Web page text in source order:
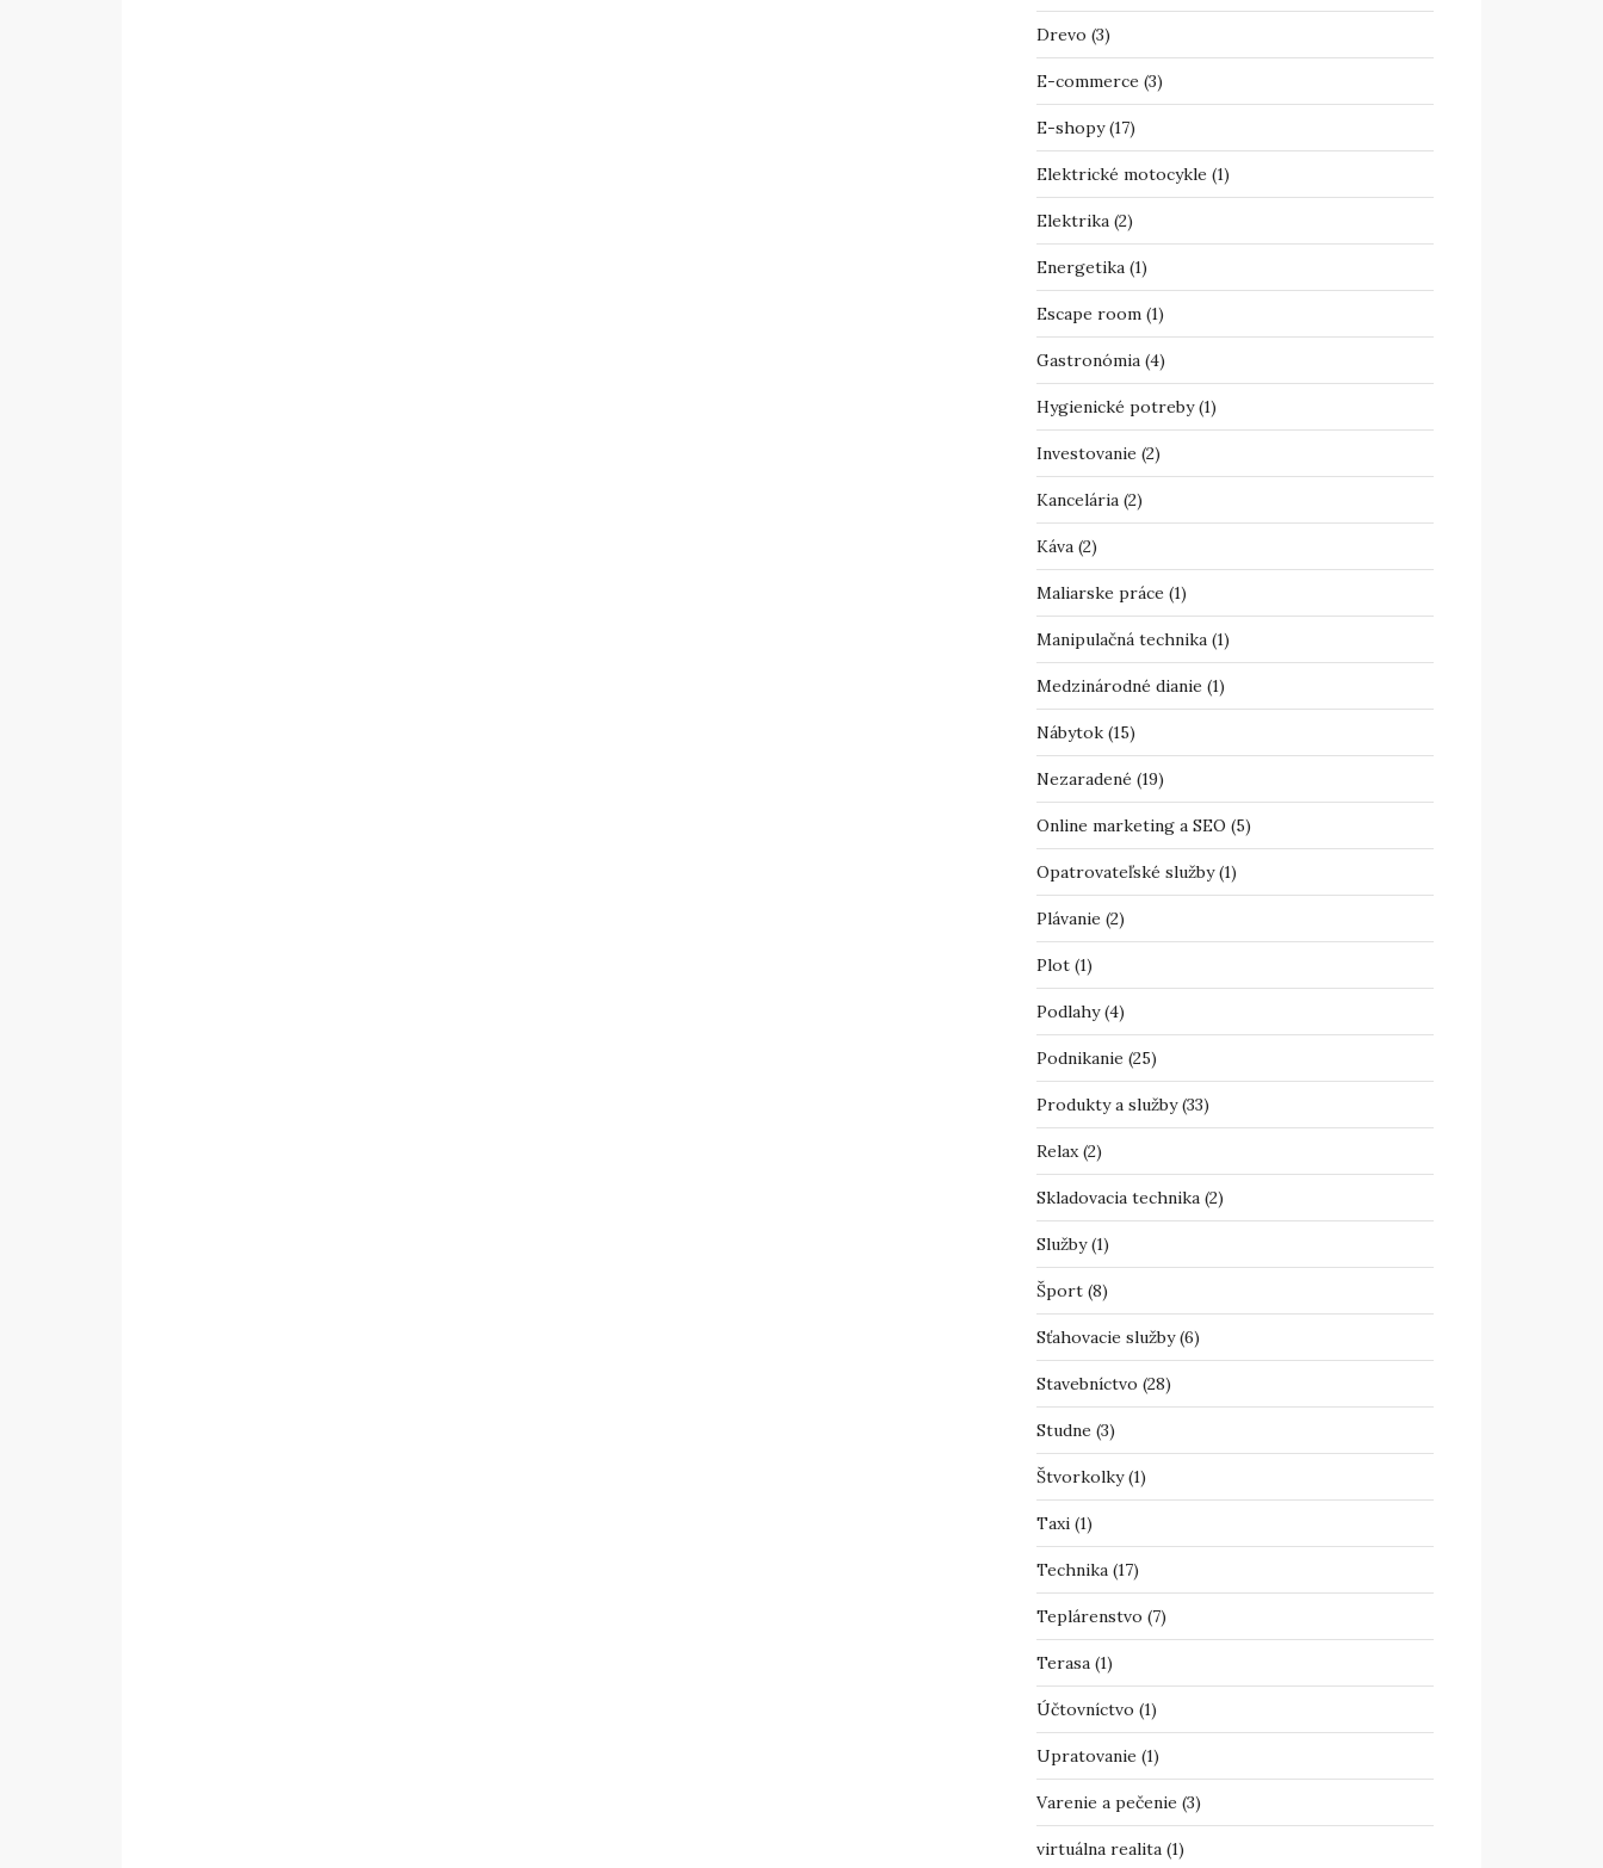
Drevo (3)
E-commerce (3)
E-shopy(17)
Elektrické motocykle (1)
Elektrika(2)
Energetika(1)
Escape room(1)
Gastronómia(4)
Hygienické potreby(1)
Investovanie (2)
Kancelária(2)
Káva(2)
Maliarske práce (1)
Manipulačná technika(1)
Medzinárodné dianie (1)
Nábytok(15)
Nezaradené (19)
Online marketing a SEO (5)
Opatrovateľské služby(1)
Plávanie (2)
Plot(1)
Podlahy(4)
Podnikanie (25)
Produkty a služby(33)
Relax(2)
Skladovacia technika(2)
Služby(1)
Šport(8)
Sťahovacie služby(6)
Stavebníctvo (28)
Studne (3)
Štvorkolky(1)
Taxi(1)
Technika(17)
Teplárenstvo (7)
Terasa(1)
Účtovníctvo (1)
Upratovanie (1)
Varenie a pečenie (3)
virtuálna realita(1)